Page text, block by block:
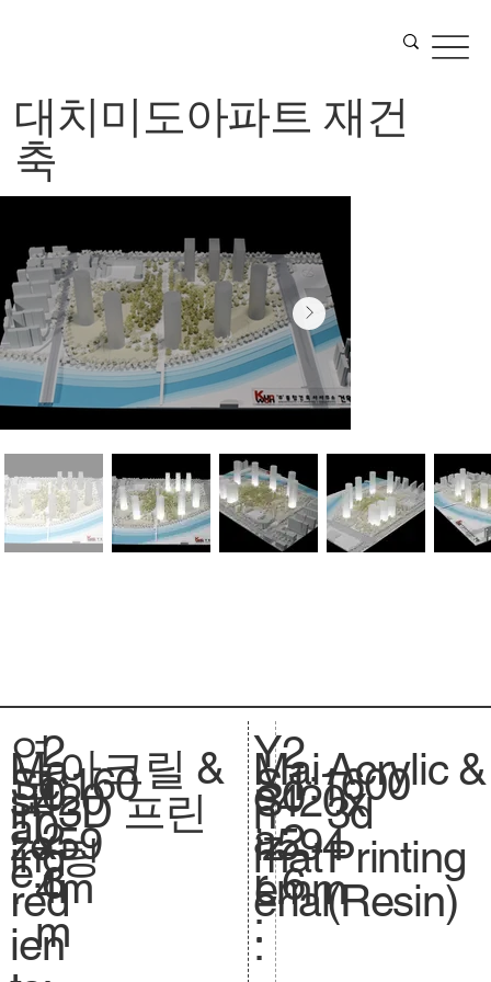
대치미도아파트 재건
축
연
도
:
2
0
2
6
Ma
in
ing
red
ien
Sc
al
e.
아크릴 &
3D 프린
팅
1:160
0
si
ze
.
420
x59
4m
m
Y
e
a
r
:
Mai
n
mat
erial
:
S
.
S
iz
e.
2
0
2
6
1:1600
420x
594
mm
Acrylic &
3d
Printing
(Resin)